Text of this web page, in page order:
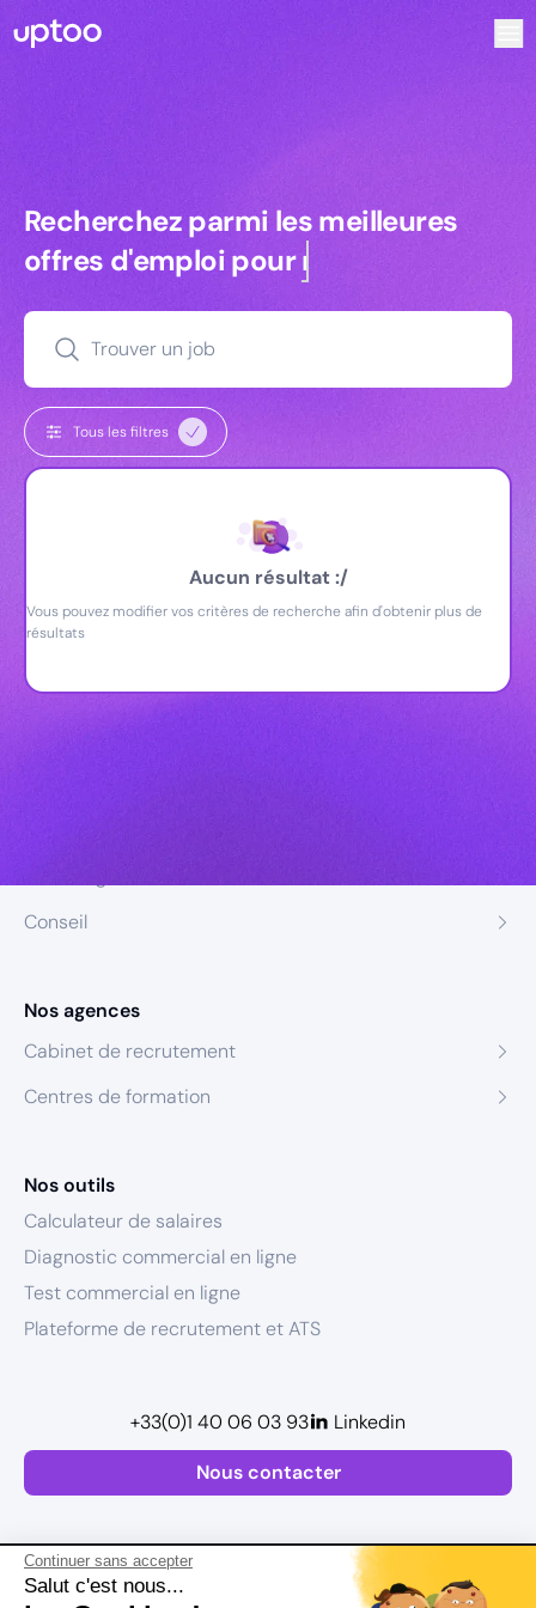
Continuer sans accepter
Salut c'est nous...
Recherchez parmi les meilleures
Recherchez parmi les meilleures
offres d'emploi pourcommerciaux
Trouver un job
Tous les filtres
Aucun résultat :/
Vous pouvez modifier vos critères de recherche afin d'obtenir plus de
résultats
Conseil
Nos agences
Cabinet de recrutement
Centres de formation
Nos outils
Calculateur de salaires
Diagnostic commercial en ligne
Test commercial en ligne
Plateforme de recrutement et ATS
Nous contacter
+33(0)1 40 06 03 93 Linkedin